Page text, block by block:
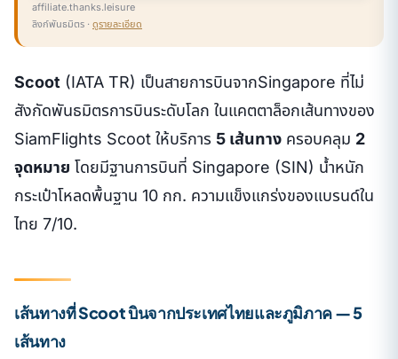
affiliate.thanks.leisure
ลิงก์พันธมิตร · ดูรายละเอียด
Scoot (IATA TR) เป็นสายการบินจากSingapore ที่ไม่
สังกัดพันธมิตรการบินระดับโลก ในแคตตาล็อกเส้นทางของ
SiamFlights Scoot ให้บริการ 5 เส้นทาง ครอบคลุม 2
จุดหมาย โดยมีฐานการบินที่ Singapore (SIN) น้ำหนัก
กระเป๋าโหลดพื้นฐาน 10 กก. ความแข็งแกร่งของแบรนด์ใน
ไทย 7/10.
เส้นทางที่ Scoot บินจากประเทศไทยและภูมิภาค — 5
เส้นทาง